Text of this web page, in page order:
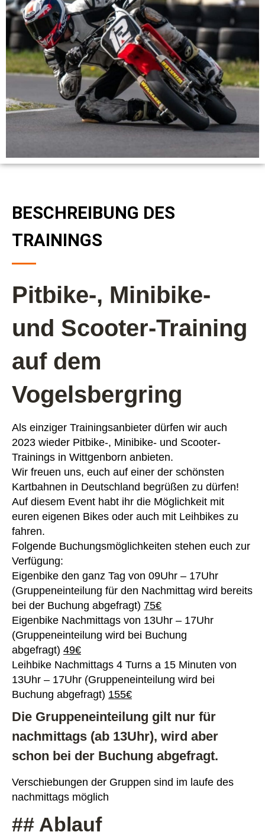
BESCHREIBUNG DES
TRAININGS
Pitbike-, Minibike-
und Scooter-Training
auf dem
Vogelsbergring
Als einziger Trainingsanbieter dürfen wir auch
2023 wieder Pitbike-, Minibike- und Scooter-
Trainings in Wittgenborn anbieten.
Wir freuen uns, euch auf einer der schönsten
Kartbahnen in Deutschland begrüßen zu dürfen!
Auf diesem Event habt ihr die Möglichkeit mit
euren eigenen Bikes oder auch mit Leihbikes zu
fahren.
Folgende Buchungsmöglichkeiten stehen euch zur
Verfügung:
Eigenbike den ganz Tag von 09Uhr – 17Uhr
(Gruppeneinteilung für den Nachmittag wird bereits
bei der Buchung abgefragt) 75€
Eigenbike Nachmittags von 13Uhr – 17Uhr
(Gruppeneinteilung wird bei Buchung
abgefragt) 49€
Leihbike Nachmittags 4 Turns a 15 Minuten von
13Uhr – 17Uhr (Gruppeneinteilung wird bei
Buchung abgefragt) 155€
Die Gruppeneinteilung gilt nur für
nachmittags (ab 13Uhr), wird aber
schon bei der Buchung abgefragt.
Verschiebungen der Gruppen sind im laufe des
nachmittags möglich
## Ablauf